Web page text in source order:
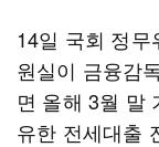
14일 국회 정무
원실이 금융감
면 올해 3월 말
유한 전세대출